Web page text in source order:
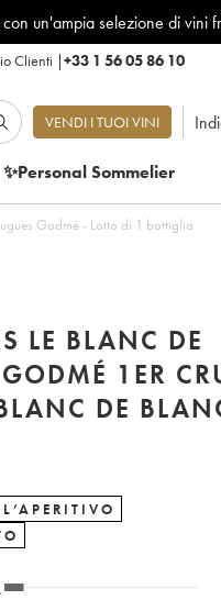
un'ampia selezione di vini
Clienti |+33 1 56 05 86 10
VENDI I TUOI VINI
✨Personal Sommelier
Godmé - Lotto di 1 bottiglia
LE BLANC DE
1ER
DE